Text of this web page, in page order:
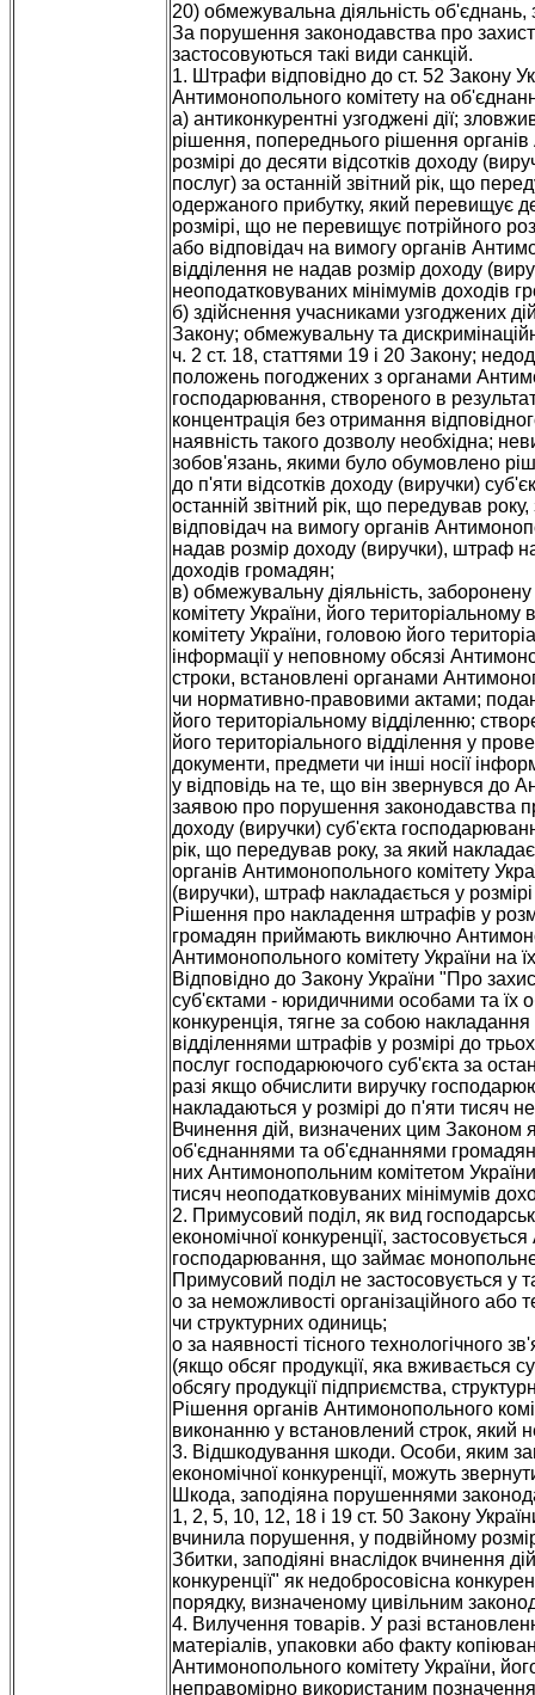
20) обмежувальна діяльність об'єднань,
За порушення законодавства про захист
застосовуються такі види санкцій.
1. Штрафи відповідно до ст. 52 Закону
Антимонопольного комітету на
а) антиконкурентні узгоджені дії;
рішення, попереднього рішення
розмірі до десяти відсотків доходу
послуг) за останній звітний рік, що
одержаного прибутку, який перевищує
розмірі, що не перевищує потрійного
або відповідач на вимогу органів
відділення не надав розмір доходу
неоподатковуваних мінімумів доходів
б) здійснення учасниками узгоджених
Закону; обмежувальну та
ч. 2 ст. 18, статтями 19 і 20 Закону;
положень погоджених з органами
господарювання, створеного в
концентрація без отримання
наявність такого дозволу необхідна;
зобов'язань, якими було обумовлено
до п'яти відсотків доходу (виручки)
останній звітний рік, що передував
відповідач на вимогу органів
надав розмір доходу (виручки), штраф
доходів громадян;
в) обмежувальну діяльність,
комітету України, його
комітету України, головою його
інформації у неповному обсязі
строки, встановлені органами
чи нормативно-правовими актами;
його територіальному відділенню;
його територіального відділення у
документи, предмети чи інші носії
у відповідь на те, що він звернувся до
заявою про порушення законодавства
доходу (виручки) суб'єкта
рік, що передував року, за який
органів Антимонопольного комітету
(виручки), штраф накладається у
Рішення про накладення штрафів у
громадян приймають виключно
Антимонопольного комітету України на
Відповідно до Закону України "Про
суб'єктами - юридичними особами та їх
конкуренція, тягне за собою
відділеннями штрафів у розмірі до
послуг господарюючого суб'єкта за
разі якщо обчислити виручку
накладаються у розмірі до п'яти тисяч
Вчинення дій, визначених цим Законом
об'єднаннями та об'єднаннями
них Антимонопольним комітетом
тисяч неоподатковуваних мінімумів
2. Примусовий поділ, як вид
економічної конкуренції,
господарювання, що займає
Примусовий поділ не застосовується у
o за неможливості організаційного або
чи структурних одиниць;
o за наявності тісного технологічного
(якщо обсяг продукції, яка вживається
обсягу продукції підприємства,
Рішення органів Антимонопольного
виконанню у встановлений строк, який
3. Відшкодування шкоди. Особи, яким
економічної конкуренції, можуть
Шкода, заподіяна порушеннями
1, 2, 5, 10, 12, 18 і 19 ст. 50 Закону
вчинила порушення, у подвійному
Збитки, заподіяні внаслідок вчинення
конкуренції" як недобросовісна
порядку, визначеному цивільним
4. Вилучення товарів. У разі
матеріалів, упаковки або факту
Антимонопольного комітету України,
неправомірно використаним